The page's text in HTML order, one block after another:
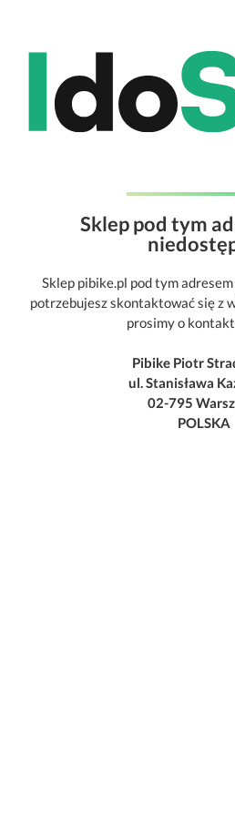
Sklep pod tym
Sklep pibike.pl pod tym
potrzebujesz skontaktować się z
prosimy o
Pibike Piotr
ul. Stanisława
02-795
POLSKA